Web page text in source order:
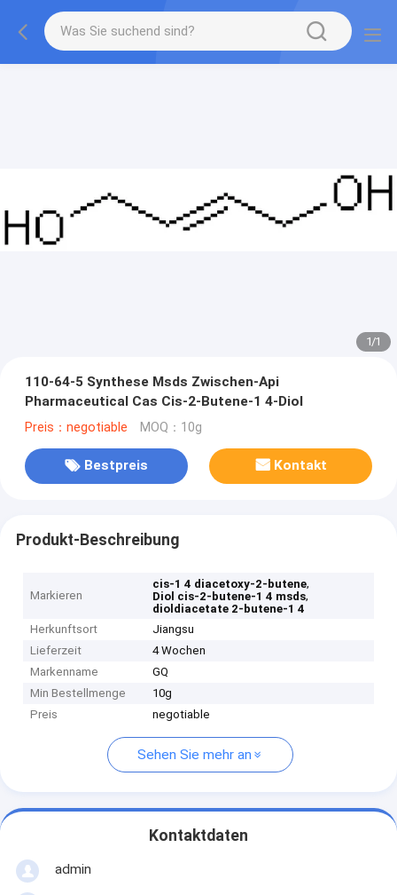
1/1
110-64-5 Synthese Msds Zwischen-Api
Pharmaceutical Cas Cis-2-Butene-1 4-Diol
Preis：negotiable MOQ：10g
Bestpreis Kontakt
Produkt-Beschreibung
Markieren
cis-1 4 diacetoxy-2-butene,
Diol cis-2-butene-1 4 msds,
dioldiacetate 2-butene-1 4
Herkunftsort
Jiangsu
Lieferzeit
4 Wochen
Markenname
GQ
Min Bestellmenge
10g
Preis
negotiable
Sehen Sie mehr an
Kontaktdaten
admin